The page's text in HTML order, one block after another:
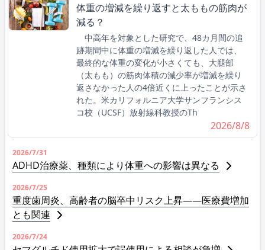
体重の増減を繰り返すと太ももの筋肉が
減る？
中高年を対象とした研究で、48カ月間の追
跡期間中に体重の増減を繰り返した人では、
最終的な体重の変化が小さくても、大腿部
（太もも）の筋肉体積の減少率が増減を繰り
返さなかった人の4倍近くに上ったことが示さ
れた。米カリフォルニア大学サンフランシス
コ校（UCSF）放射線科教授のTh
2026/8/8
2026/7/31
ADHD治療薬、種類により体重への影響は異なる
2026/7/25
重度歯周炎、高齢者の脳卒中リスク上昇――医療費増加
とも関連
2026/7/24